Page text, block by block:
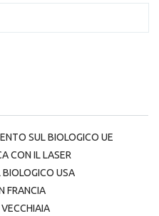
SUL BIOLOGICO UE
CON IL LASER
BIOLOGICO USA
FRANCIA